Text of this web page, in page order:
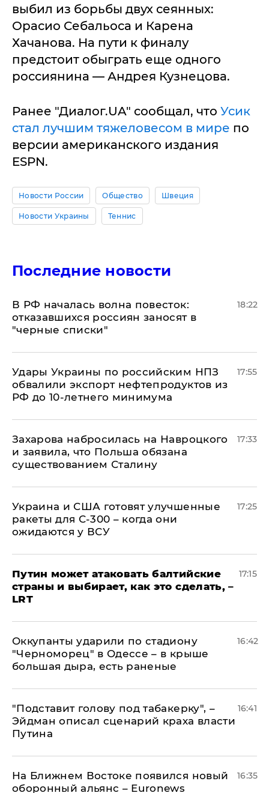
выбил из борьбы двух сеянных:
Орасио Себальоса и Карена
Хачанова. На пути к финалу
предстоит обыграть еще одного
россиянина — Андрея Кузнецова.
Ранее "Диалог.UA" сообщал, что Усик
стал лучшим тяжеловесом в мире по
версии американского издания
ESPN.
Новости России Общество Швеция
Новости Украины Теннис
Последние новости
​В РФ началась волна повесток:
отказавшихся россиян заносят в
"черные списки"
18:22
Удары Украины по российским НПЗ
обвалили экспорт нефтепродуктов из
РФ до 10-летнего минимума
17:55
​Захарова набросилась на Навроцкого
и заявила, что Польша обязана
существованием Сталину
17:33
Украина и США готовят улучшенные
ракеты для С-300 – когда они
ожидаются у ВСУ
17:25
Путин может атаковать балтийские
страны и выбирает, как это сделать, –
LRT
17:15
Оккупанты ударили по стадиону
"Черноморец" в Одессе – в крыше
большая дыра, есть раненые
16:42
​"Подставит голову под табакерку", –
Эйдман описал сценарий краха власти
Путина
16:41
На Ближнем Востоке появился новый
оборонный альянс – Euronews
16:35